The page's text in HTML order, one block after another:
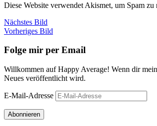
Diese Website verwendet Akismet, um Spam zu
Nächstes Bild
Vorheriges Bild
Folge mir per Email
Willkommen auf Happy Average! Wenn dir
Neues veröffentlicht wird.
E-Mail-Adresse
Abonnieren